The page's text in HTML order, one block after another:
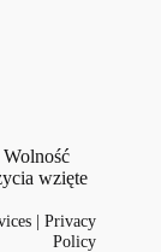
Wolność
wzięte
|Privacy
Policy